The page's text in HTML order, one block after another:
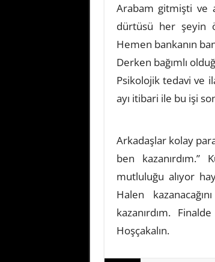
Arabam gitmişti ve
dürtüsü her şeyin
Hemen bankanın
Derken bağımlı
Psikolojik tedavi ve
ayı itibari ile bu işi
Arkadaşlar kolay
ben
mutluluğu alıyor
Halen
kazanırdım.
Hoşçakalın.